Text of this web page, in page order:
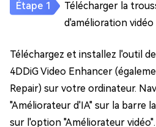
Télécharger la
d'amélioration
Téléchargez et installez l'outil
4DDiG Video Enhancer
Repair) sur votre ordinateur.
"Améliorateur d'IA" sur la barre
sur l'option "Améliorateur vidéo".